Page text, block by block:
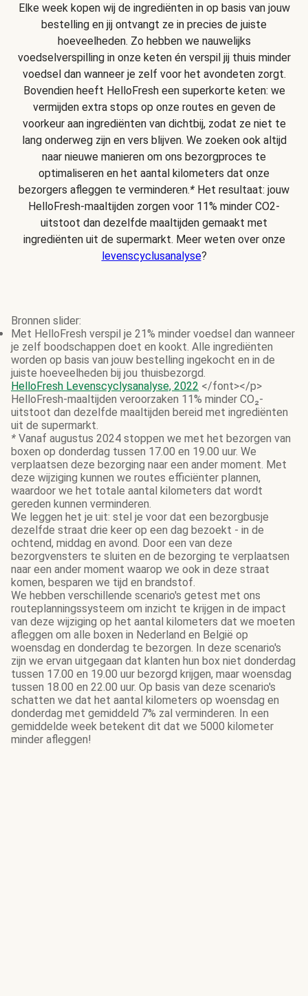
Elke week kopen wij de ingrediënten in op basis van jouw
bestelling en jij ontvangt ze in precies de juiste
hoeveelheden. Zo hebben we nauwelijks
voedselverspilling in onze keten én verspil jij thuis minder
voedsel dan wanneer je zelf voor het avondeten zorgt.
Bovendien heeft HelloFresh een superkorte keten: we
vermijden extra stops op onze routes en geven de
voorkeur aan ingrediënten van dichtbij, zodat ze niet te
lang onderweg zijn en vers blijven. We zoeken ook altijd
naar nieuwe manieren om ons bezorgproces te
optimaliseren en het aantal kilometers dat onze
bezorgers afleggen te verminderen.* Het resultaat: jouw
HelloFresh-maaltijden zorgen voor 11% minder CO2-
uitstoot dan dezelfde maaltijden gemaakt met
ingrediënten uit de supermarkt. Meer weten over onze
levenscyclusanalyse?
Bronnen slider:
Met HelloFresh verspil je 21% minder voedsel dan wanneer
je zelf boodschappen doet en kookt. Alle ingrediënten
worden op basis van jouw bestelling ingekocht en in de
juiste hoeveelheden bij jou thuisbezorgd.
HelloFresh Levenscyclysanalyse, 2022 </font></p>
HelloFresh-maaltijden veroorzaken 11% minder CO₂-
uitstoot dan dezelfde maaltijden bereid met ingrediënten
uit de supermarkt.
* Vanaf augustus 2024 stoppen we met het bezorgen van
boxen op donderdag tussen 17.00 en 19.00 uur. We
verplaatsen deze bezorging naar een ander moment. Met
deze wijziging kunnen we routes efficiënter plannen,
waardoor we het totale aantal kilometers dat wordt
gereden kunnen verminderen.
We leggen het je uit: stel je voor dat een bezorgbusje
dezelfde straat drie keer op een dag bezoekt - in de
ochtend, middag en avond. Door een van deze
bezorgvensters te sluiten en de bezorging te verplaatsen
naar een ander moment waarop we ook in deze straat
komen, besparen we tijd en brandstof.
We hebben verschillende scenario's getest met ons
routeplanningssysteem om inzicht te krijgen in de impact
van deze wijziging op het aantal kilometers dat we moeten
afleggen om alle boxen in Nederland en België op
woensdag en donderdag te bezorgen. In deze scenario's
zijn we ervan uitgegaan dat klanten hun box niet donderdag
tussen 17.00 en 19.00 uur bezorgd krijgen, maar woensdag
tussen 18.00 en 22.00 uur. Op basis van deze scenario's
schatten we dat het aantal kilometers op woensdag en
donderdag met gemiddeld 7% zal verminderen. In een
gemiddelde week betekent dit dat we 5000 kilometer
minder afleggen!